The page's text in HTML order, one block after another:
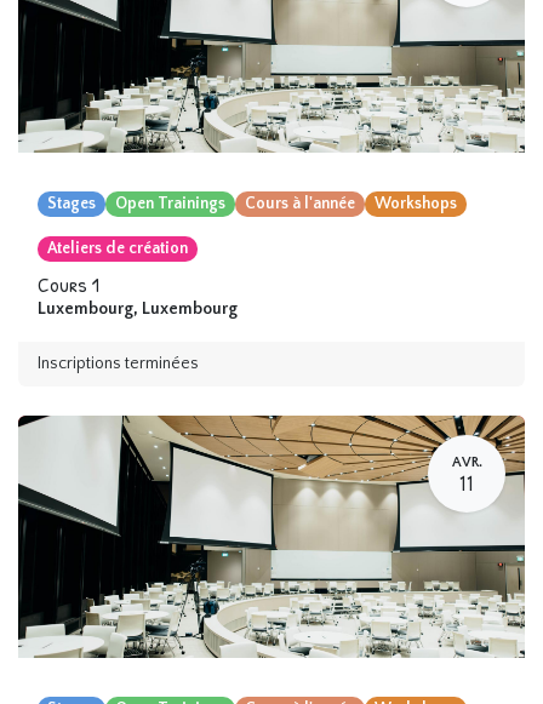
Stages Open Trainings Cours à l'année Workshops
Ateliers de création
Cours 1
Luxembourg, Luxembourg
Inscriptions terminées
AVR.
11